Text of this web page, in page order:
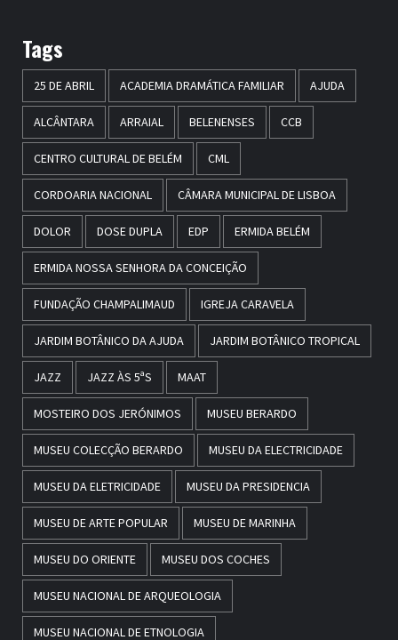
Tags
25 DE ABRIL ACADEMIA DRAMÁTICA FAMILIAR AJUDA
ALCÂNTARA ARRAIAL BELENENSES CCB
CENTRO CULTURAL DE BELÉM CML
CORDOARIA NACIONAL CÂMARA MUNICIPAL DE LISBOA
DOLOR DOSE DUPLA EDP ERMIDA BELÉM
ERMIDA NOSSA SENHORA DA CONCEIÇÃO
FUNDAÇÃO CHAMPALIMAUD IGREJA CARAVELA
JARDIM BOTÂNICO DA AJUDA JARDIM BOTÂNICO TROPICAL
JAZZ JAZZ ÀS 5ªS MAAT
MOSTEIRO DOS JERÓNIMOS MUSEU BERARDO
MUSEU COLECÇÃO BERARDO MUSEU DA ELECTRICIDADE
MUSEU DA ELETRICIDADE MUSEU DA PRESIDENCIA
MUSEU DE ARTE POPULAR MUSEU DE MARINHA
MUSEU DO ORIENTE MUSEU DOS COCHES
MUSEU NACIONAL DE ARQUEOLOGIA
MUSEU NACIONAL DE ETNOLOGIA